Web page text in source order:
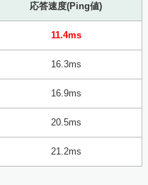
応答速度(Ping値)
11.4ms
16.3ms
16.9ms
20.5ms
21.2ms